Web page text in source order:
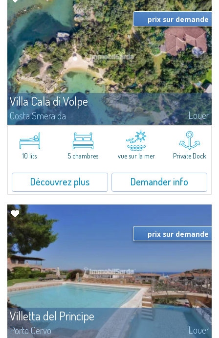
Villa Cala di Volpe
Costa Smeralda Louer
Magnifique villa sur la mer à Cala di Volpe, l'un des paysages les plus
suggestifs de la Costa Smeralda. Nichée dans un magnifique jardin de
6.000 m² environ, avec la plage à deux pas, jetée pour amarrage...
prix sur demande
10 lits 5 chambres vue sur la mer Private Dock
Découvrez plus Demander info
Villetta del Principe
Porto Cervo Louer
prix sur demande